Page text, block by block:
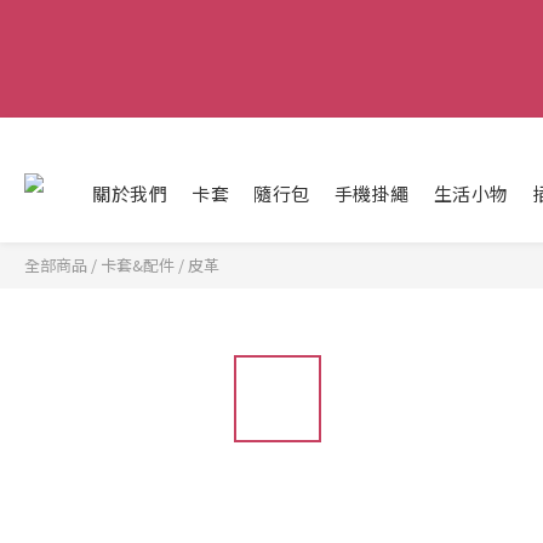
關於我們 卡套 隨行包 手機掛繩 生活小物
全部商品 / 卡套&配件 / 皮革